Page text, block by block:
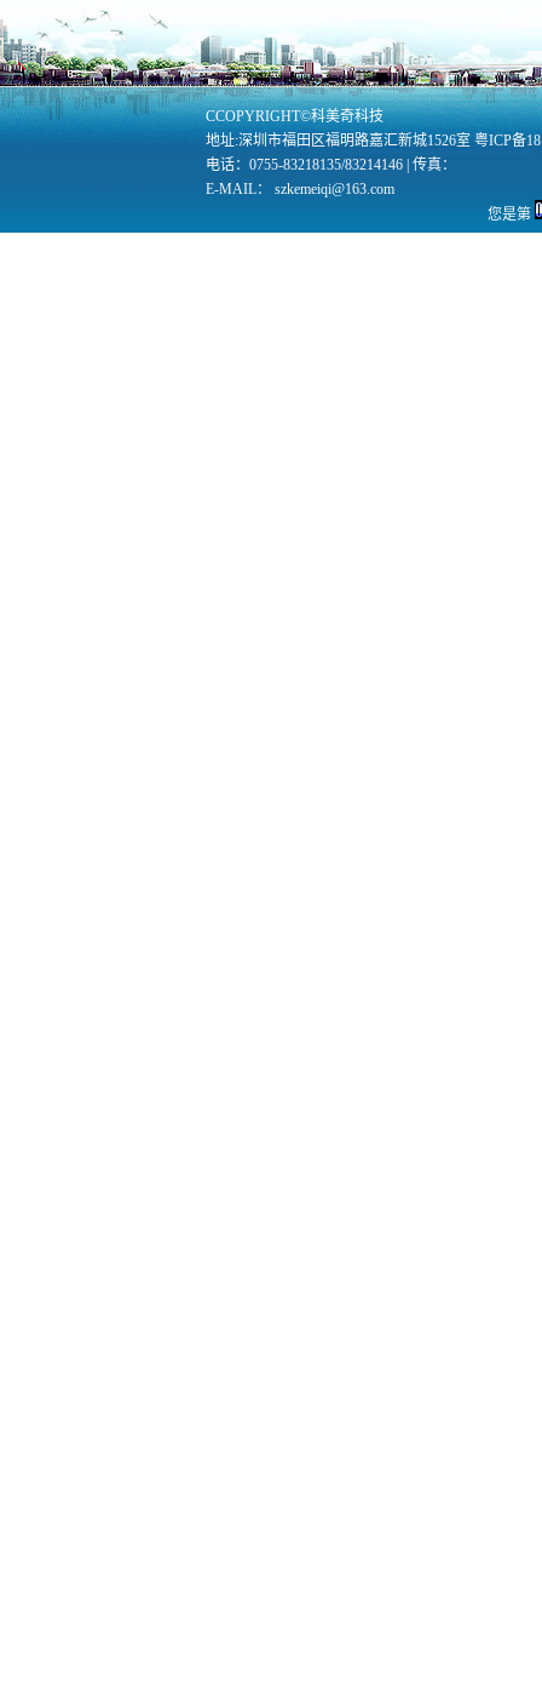
CCOPYRIGHT©科美奇科技
地址:深圳市福田区福明路嘉汇新城1526室 粤ICP备
电话：0755-83218135/83214146 | 传真：
E-MAIL： szkemeiqi@163.com
您是第